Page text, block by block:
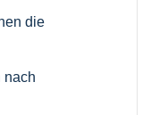
die
nach